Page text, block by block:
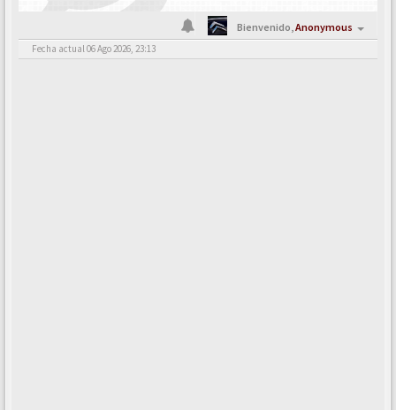
Bienvenido,Anonymous
Fecha actual 06 Ago 2026, 23:13